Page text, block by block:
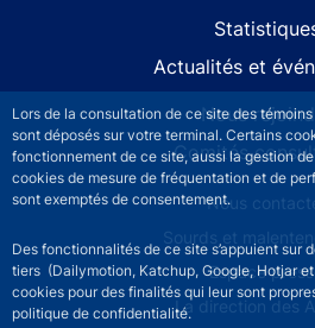
Lors de la consultation de ce site des
sont déposés sur votre terminal. Certains
fonctionnement de ce site, aussi la gestion
cookies de mesure de fréquentation et de
sont exemptés de consentement.
Des fonctionnalités de ce site s’appuient sur
tiers (Dailymotion, Katchup, Google, Hotjar
cookies pour des finalités qui leur sont
politique de confidentialité.
Actualités et
Nous
Comités
Footer secondary menu
Nous
Sourds et
Espace
La direction des